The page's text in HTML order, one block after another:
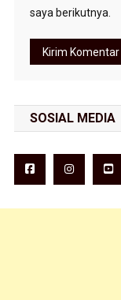
saya berikutnya.
SOSIAL MEDIA